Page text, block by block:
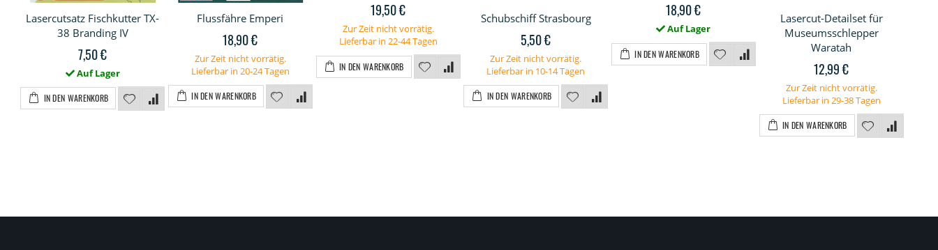
Lasercutsatz Fischkutter TX-
38 Branding IV
7,50 €
Auf Lager
IN DEN WARENKORB
Flussfähre Emperi
18,90 €
Zur Zeit nicht vorrätig.
Lieferbar in 20-24 Tagen
IN DEN WARENKORB
19,50 €
Zur Zeit nicht vorrätig.
Lieferbar in 22-44 Tagen
IN DEN WARENKORB
Schubschiff Strasbourg
5,50 €
Zur Zeit nicht vorrätig.
Lieferbar in 10-14 Tagen
IN DEN WARENKORB
18,90 €
Auf Lager
IN DEN WARENKORB
Lasercut-Detailset für
Museumsschlepper
Waratah
12,99 €
Zur Zeit nicht vorrätig.
Lieferbar in 29-38 Tagen
IN DEN WARENKORB